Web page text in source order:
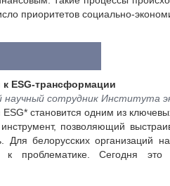
приоритетов социально-
к ESG-трансформации
сотрудник Института
становится одним из
позволяющий
Для белорусских организаций
к проблематике. Сегодня это